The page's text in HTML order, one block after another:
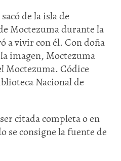
de la isla de
Moctezuma durante la
a vivir con él. Con doña
imagen, Moctezuma
Moctezuma. Códice
Nacional de
citada completa o en
se consigne la fuente de